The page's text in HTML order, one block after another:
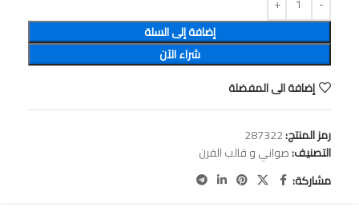
إضافة إلى السلة
شراء الآن
إضافة الى المفضلة
رمز المنتج:287322
التصنيف:صواني و قالب الفرن
مشاركة: